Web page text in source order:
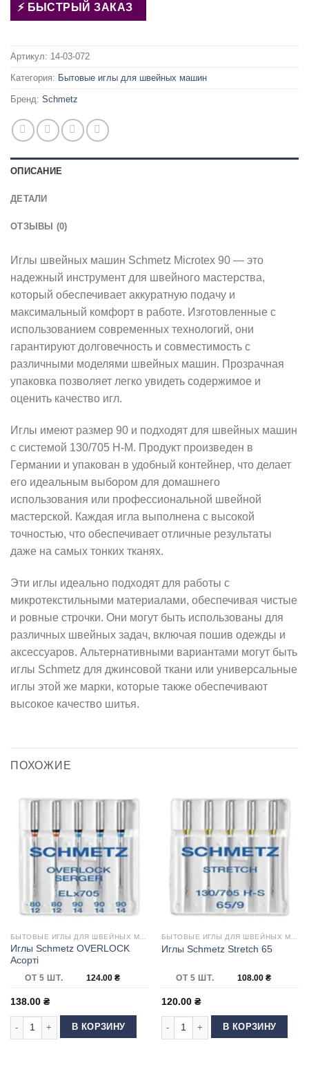
БЫСТРЫЙ ЗАКАЗ
Артикул: 14-03-072
Категория: Бытовые иглы для швейных машин
Бренд: Schmetz
ОПИСАНИЕ
ДЕТАЛИ
ОТЗЫВЫ (0)
Иглы швейных машин Schmetz Microtex 90 — это
надежный инструмент для швейного мастерства,
который обеспечивает аккуратную подачу и
максимальный комфорт в работе. Изготовленные с
использованием современных технологий, они
гарантируют долговечность и совместимость с
различными моделями швейных машин. Прозрачная
упаковка позволяет легко увидеть содержимое и
оценить качество игл.
Иглы имеют размер 90 и подходят для швейных машин
с системой 130/705 H-M. Продукт произведен в
Германии и упакован в удобный контейнер, что делает
его идеальным выбором для домашнего
использования или профессиональной швейной
мастерской. Каждая игла выполнена с высокой
точностью, что обеспечивает отличные результаты
даже на самых тонких тканях.
Эти иглы идеально подходят для работы с
микротекстильными материалами, обеспечивая чистые
и ровные строчки. Они могут быть использованы для
различных швейных задач, включая пошив одежды и
аксессуаров. Альтернативными вариантами могут быть
иглы Schmetz для джинсовой ткани или универсальные
иглы этой же марки, которые также обеспечивают
высокое качество шитья.
ПОХОЖИЕ
Иглы Schmetz OVERLOCK
Асорті
ОТ 5 ШТ. 124.00 ₴
138.00 ₴
Количество товара Иглы Schmetz OVERLOCK Асорті
В КОРЗИНУ
Иглы Schmetz Stretch 65
ОТ 5 ШТ. 108.00 ₴
120.00 ₴
Количество товара Иглы Schmetz
В КОРЗИНУ